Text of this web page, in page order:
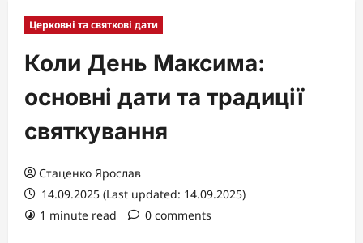
Церковні та святкові дати
Коли День Максима:
основні дати та традиції
святкування
Стаценко Ярослав
14.09.2025 (Last updated: 14.09.2025)
1 minute read
0 comments